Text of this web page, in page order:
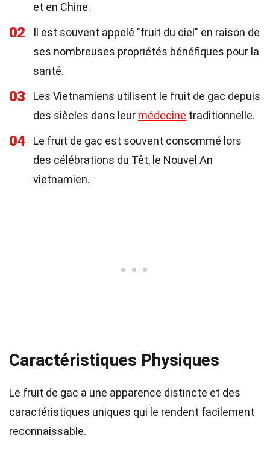
et en Chine.
02
Il est souvent appelé "fruit du ciel" en raison de
ses nombreuses propriétés bénéfiques pour la
santé.
03
Les Vietnamiens utilisent le fruit de gac depuis
des siècles dans leur médecine traditionnelle.
04
Le fruit de gac est souvent consommé lors
des célébrations du Têt, le Nouvel An
vietnamien.
Caractéristiques Physiques
Le fruit de gac a une apparence distincte et des
caractéristiques uniques qui le rendent facilement
reconnaissable.